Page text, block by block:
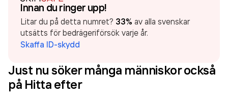
Innan du ringer upp!
Litar du på detta numret? 33% av alla svenskar
utsätts för bedrägeriförsök varje år.
Skaffa ID-skydd
Just nu söker många människor också
på Hitta efter